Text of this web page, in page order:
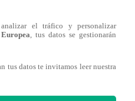
para la familia. “
una ladrona, es una
Susana.
a nuestro
el tráfico y personalizar
, tus datos se gestionarán
tus datos te invitamos leer nuestra